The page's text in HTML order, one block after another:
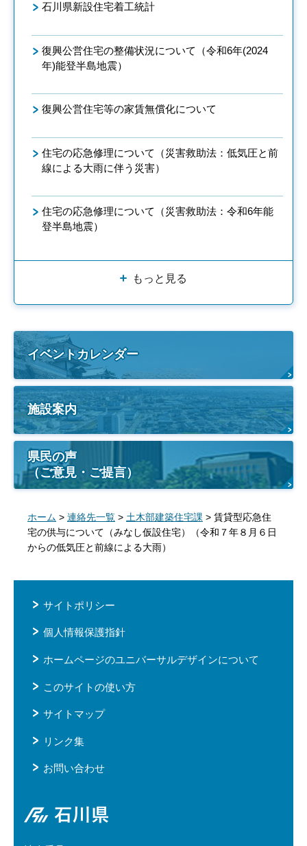
石川県新設住宅着工統計
復興公営住宅の整備状況について（令和6年(2024
年)能登半島地震）
復興公営住宅等の家賃無償化について
住宅の応急修理について（災害救助法：低気圧と前
線による大雨に伴う災害）
住宅の応急修理について（災害救助法：令和6年能
登半島地震）
もっと見る
イベントカレンダー
施設案内
県民の声
（ご意見・ご提言）
ホーム > 連絡先一覧 > 土木部建築住宅課 > 賃貸型応急住
宅の供与について（みなし仮設住宅）（令和７年８月６日
からの低気圧と前線による大雨）
サイトポリシー
個人情報保護指針
ホームページのユニバーサルデザインについて
このサイトの使い方
サイトマップ
リンク集
お問い合わせ
石川県